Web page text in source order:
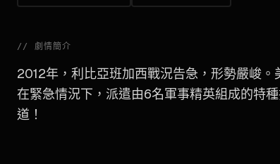
// 劇情簡介
2012年，利比亞班加西戰況告急，形勢嚴峻
在緊急情況下，派遣由6名軍事精英組成的特
道！